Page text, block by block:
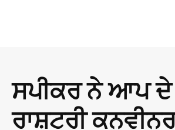
ਸਪੀਕਰ ਨੇ ਆਪ ਦੇ
ਰਾਸ਼ਟਰੀ